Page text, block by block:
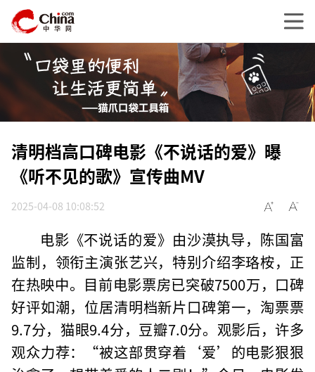
清明档高口碑电影《不说话的爱》曝
《听不见的歌》宣传曲MV
2025-04-08 10:08:52
电影《不说话的爱》由沙漠执导，陈国富
监制，领衔主演张艺兴，特别介绍李珞桉，正
在热映中。目前电影票房已突破7500万，口碑
好评如潮，位居清明档新片口碑第一，淘票票
9.7分，猫眼9.4分，豆瓣7.0分。观影后，许多
观众力荐：“被这部贯穿着‘爱’的电影狠狠